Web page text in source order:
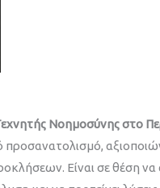
Νοημοσύνης στο
Είναι σε θέση να